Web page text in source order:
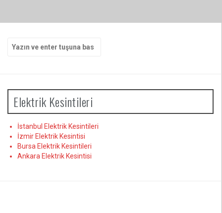
yap:
Elektrik Kesintileri
İstanbul Elektrik Kesintileri
İzmir Elektrik Kesintisi
Bursa Elektrik Kesintileri
Ankara Elektrik Kesintisi